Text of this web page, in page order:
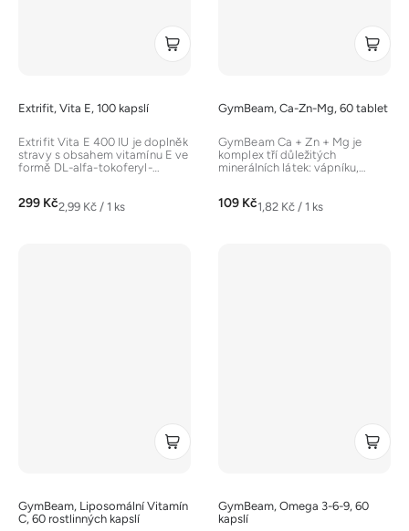
Extrifit, Vita E, 100 kapslí
299 KčMěrná
2,99 Kč / 1 ks
Extrifit Vita E 400 IU je doplněk
stravy s obsahem vitamínu E ve
formě DL-alfa-tokoferyl-
GymBeam, Ca-Zn-Mg, 60 tablet
109 KčMěrná
1,82 Kč / 1 ks
GymBeam Ca + Zn + Mg je
komplex tří důležitých
minerálních látek: vápníku,
GymBeam, Liposomální Vitamín
C, 60 rostlinných kapslí
GymBeam, Omega 3-6-9, 60
kapslí